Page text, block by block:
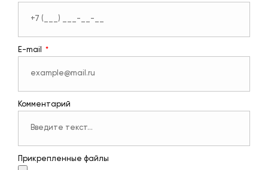
E-mail
Комментарий
Прикрепленные файлы